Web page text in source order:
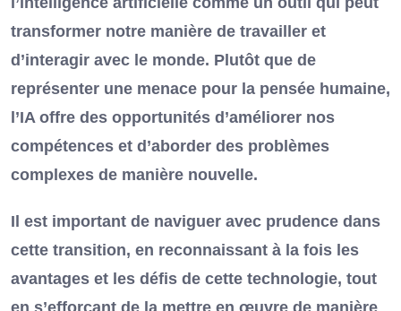
transformer notre manière de travailler et
d’interagir avec le monde. Plutôt que de
représenter une menace pour la pensée humaine,
l’IA offre des opportunités d’améliorer nos
compétences et d’aborder des problèmes
complexes de manière nouvelle.
Il est important de naviguer avec prudence dans
cette transition, en reconnaissant à la fois les
avantages et les défis de cette technologie, tout
en s’efforçant de la mettre en œuvre de manière